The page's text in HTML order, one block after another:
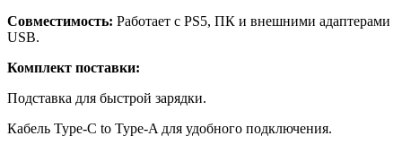
Совместимость: Работает с PS5, ПК и внешними адаптерами
USB.
Комплект поставки:
Подставка для быстрой зарядки.
Кабель Type-C to Type-A для удобного подключения.